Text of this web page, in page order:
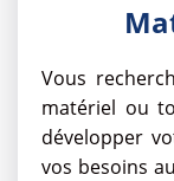
Vous
matériel ou
développer
vos besoins